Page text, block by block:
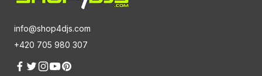
info@shop4djs.com
+420 705 980 307